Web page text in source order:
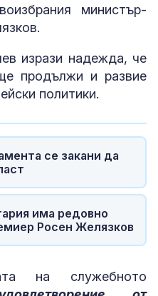
министър-
изрази надежда, че
продължи и развие
политики.
се закани да
има редовно
Росен Желязков
на служебното